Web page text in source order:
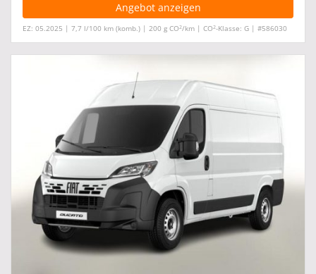
Angebot anzeigen
EZ: 05.2025 | 7,7 l/100 km (komb.) | 200 g CO2/km | CO2-Klasse: G | #586030